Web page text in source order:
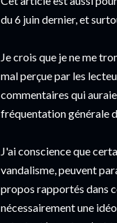
du 6 juin dernier, et
Je crois que je ne me
mal perçue par les
commentaires qui
fréquentation générale
J'ai conscience que
vandalisme, peuvent
propos rapportés dans
nécessairement une